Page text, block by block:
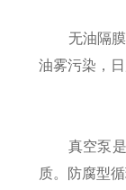
无油隔膜式
油雾污染，
真空泵是根
质。防腐型